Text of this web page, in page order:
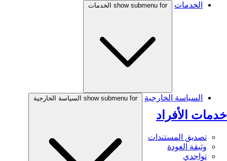
الخدمات
show submenu for الخدمات
خدمات الأفراد
تصديق المستندات
وثيقة العودة
تواجدي
السياسة الخارجية show submenu for السياسة الخارجية